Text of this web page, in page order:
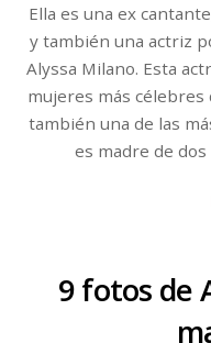
Ella es una ex
y también una actriz
Alyssa Milano. Esta
mujeres más
también una de las
es madre de
9 fotos de